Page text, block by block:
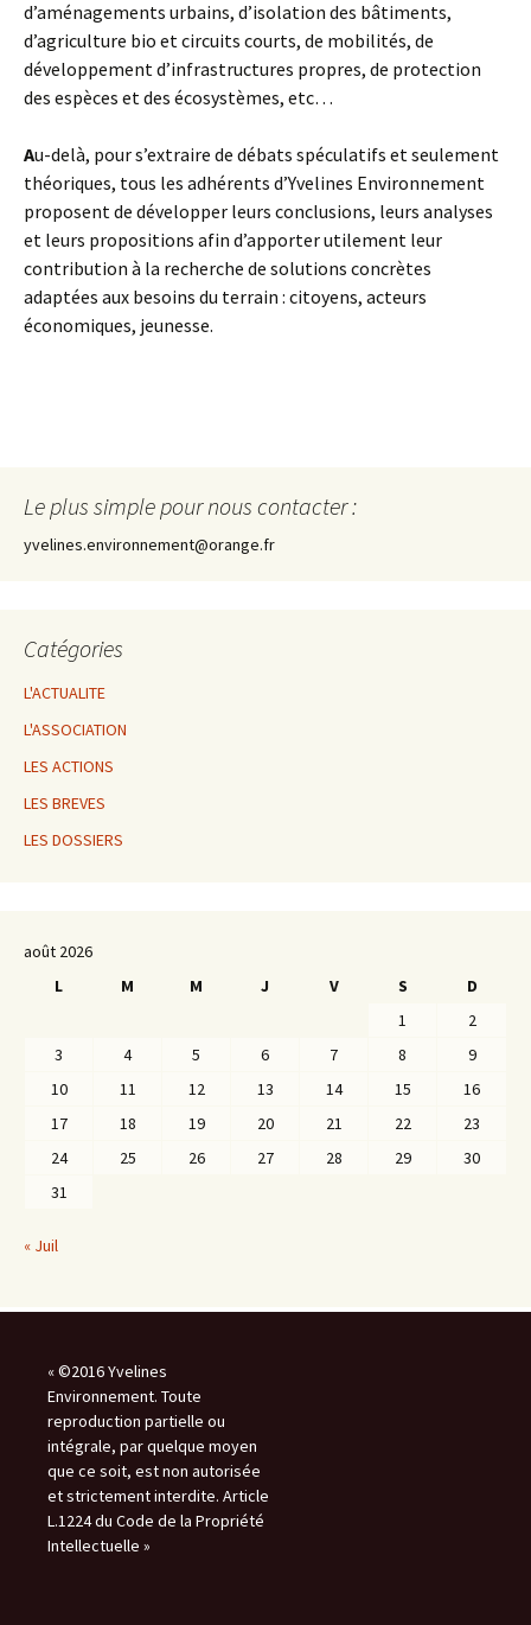
d’aménagements urbains, d’isolation des bâtiments,
d’agriculture bio et circuits courts, de mobilités, de
développement d’infrastructures propres, de protection
des espèces et des écosystèmes, etc…
Au-delà, pour s’extraire de débats spéculatifs et seulement
théoriques, tous les adhérents d’Yvelines Environnement
proposent de développer leurs conclusions, leurs analyses
et leurs propositions afin d’apporter utilement leur
contribution à la recherche de solutions concrètes
adaptées aux besoins du terrain : citoyens, acteurs
économiques, jeunesse.
Le plus simple pour nous contacter :
yvelines.environnement@orange.fr
Catégories
L'ACTUALITE
L'ASSOCIATION
LES ACTIONS
LES BREVES
LES DOSSIERS
août 2026
L
M M J V S
D
1
2
3
4 5 6 7 8
9
10
11 12 13 14 15
16
17
18 19 20 21 22
23
24
25 26 27 28 29
30
31
« Juil
« ©2016 Yvelines
Environnement. Toute
reproduction partielle ou
intégrale, par quelque moyen
que ce soit, est non autorisée
et strictement interdite. Article
L.1224 du Code de la Propriété
Intellectuelle »